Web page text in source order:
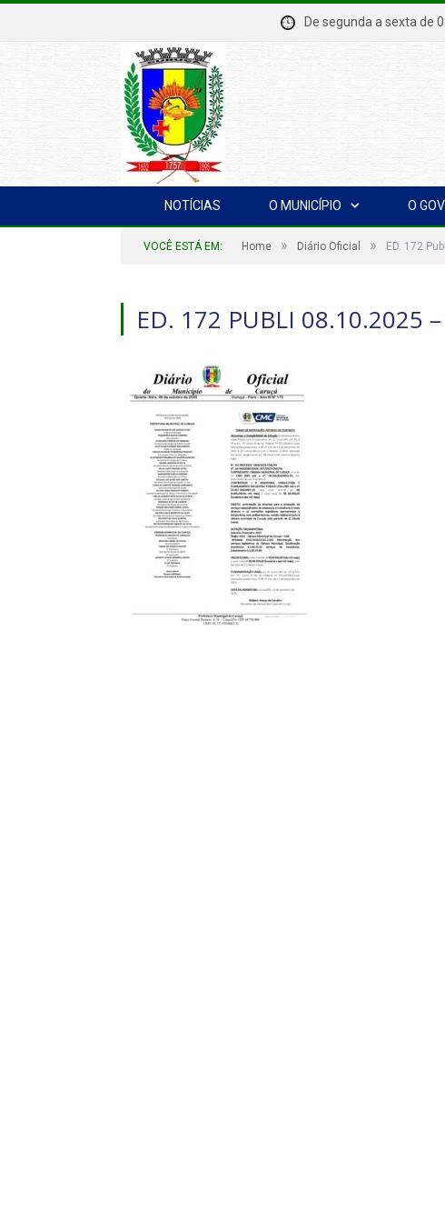
De segunda a sexta
NOTÍCIAS O MUNICÍPIO O
VOCÊ ESTÁ EM: Home » Diário Oficial » ED. 172
ED. 172 PUBLI 08.10.2025